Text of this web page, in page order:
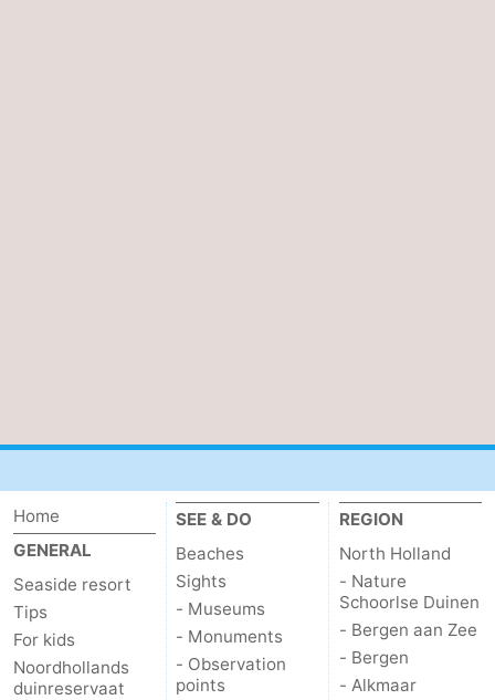
Home
GENERAL
Seaside resort
Tips
For kids
Noordhollands
duinreservaat
SEE & DO
Beaches
Sights
- Museums
- Monuments
- Observation
points
REGION
North Holland
- Nature
Schoorlse Duinen
- Bergen aan Zee
- Bergen
- Alkmaar